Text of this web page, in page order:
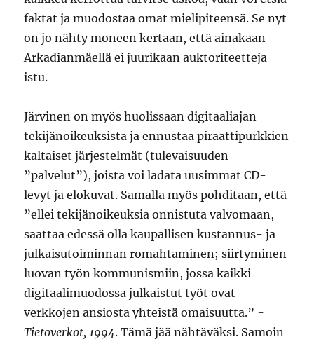
faktat ja muodostaa omat mielipiteensä. Se nyt
on jo nähty moneen kertaan, että ainakaan
Arkadianmäellä ei juurikaan auktoriteetteja
istu.
Järvinen on myös huolissaan digitaaliajan
tekijänoikeuksista ja ennustaa piraattipurkkien
kaltaiset järjestelmät (tulevaisuuden
”palvelut”), joista voi ladata uusimmat CD-
levyt ja elokuvat. Samalla myös pohditaan, että
”ellei tekijänoikeuksia onnistuta valvomaan,
saattaa edessä olla kaupallisen kustannus- ja
julkaisutoiminnan romahtaminen; siirtyminen
luovan työn kommunismiin, jossa kaikki
digitaalimuodossa julkaistut työt ovat
verkkojen ansiosta yhteistä omaisuutta.” -
Tietoverkot, 1994. Tämä jää nähtäväksi. Samoin